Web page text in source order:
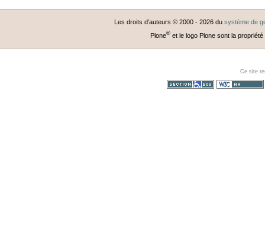
Les droits d'auteurs © 2000 - 2026 du système de
Plone® et le logo Plone sont la
Ce site